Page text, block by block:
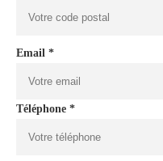
Email *
Téléphone *